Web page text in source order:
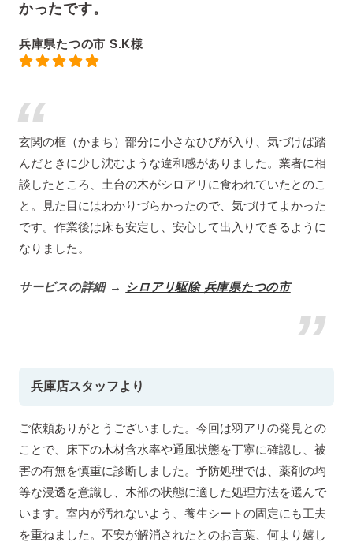
かったです。
兵庫県たつの市 S.K様
玄関の框（かまち）部分に小さなひびが入り、気づけば踏
んだときに少し沈むような違和感がありました。業者に相
談したところ、土台の木がシロアリに食われていたとのこ
と。見た目にはわかりづらかったので、気づけてよかった
です。作業後は床も安定し、安心して出入りできるように
なりました。
サービスの詳細 → シロアリ駆除 兵庫県たつの市
兵庫店スタッフより
ご依頼ありがとうございました。今回は羽アリの発見との
ことで、床下の木材含水率や通風状態を丁寧に確認し、被
害の有無を慎重に診断しました。予防処理では、薬剤の均
等な浸透を意識し、木部の状態に適した処理方法を選んで
います。室内が汚れないよう、養生シートの固定にも工夫
を重ねました。不安が解消されたとのお言葉、何より嬉し